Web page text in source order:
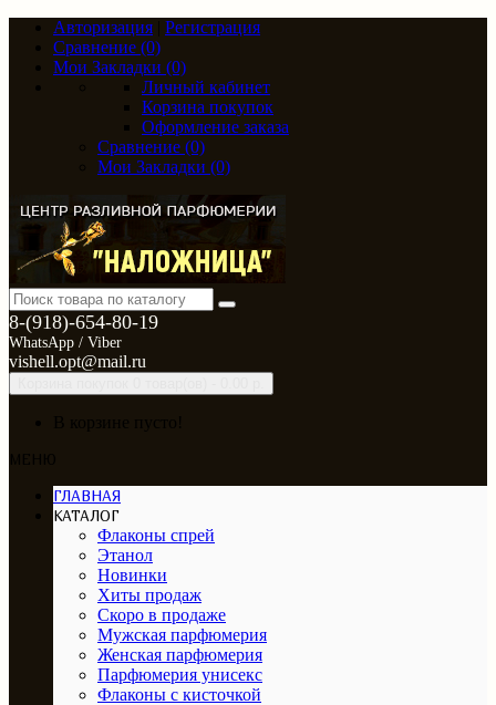
Авторизация
Регистрация
Сравнение (0)
Мои Закладки (0)
Личный кабинет
Корзина покупок
Оформление заказа
Сравнение (0)
Мои Закладки (0)
8-(918)-654-80-19
WhatsApp / Viber
vishell.opt@mail.ru
ГЛАВНАЯ
КАТАЛОГ
Флаконы спрей
Этанол
Новинки
Хиты продаж
Скоро в продаже
Мужская парфюмерия
Женская парфюмерия
Парфюмерия унисекс
Флаконы с кисточкой